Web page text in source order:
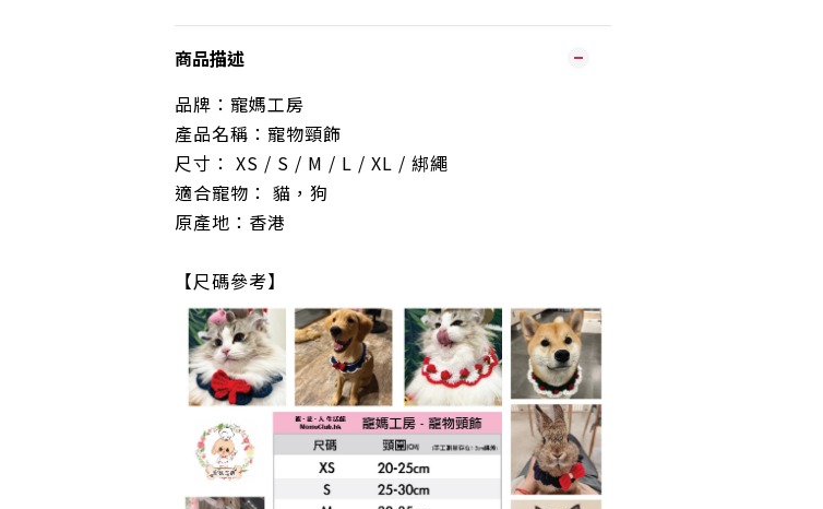
商品描述
品牌：寵媽工房
產品名稱：寵物頸飾
尺寸： XS / S / M / L / XL / 綁繩
適合寵物： 貓，狗
原產地：香港
【尺碼參考】